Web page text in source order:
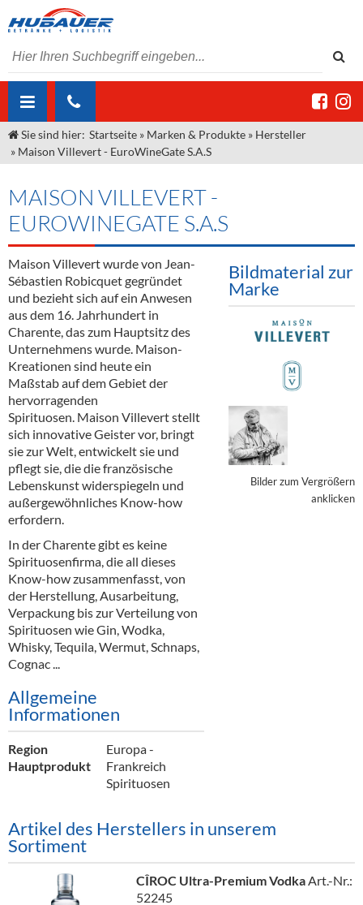
ÜBER UNS
Unser Liefergebiet
Kontakt
Angebote Gastronomie & Großhandel
Gastronomie
Großhandel
"DroughtMaster"
Neuigkeiten
Termine
MARKEN & PRODUKTE
Sirup
Spirituosen
Bier
Alkoholfreie Getränke
Öle & Küchenartikel
Kaffee
Barzubehör
Equipment
Verpackung
Hygieneartikel & Desinfektion
Kommisionskauf & Lieferbedingungen
Fremddienstleistungen
Sie sind hier: Startseite » Marken & Produkte » Hersteller
» Maison Villevert - EuroWineGate S.A.S
MAISON VILLEVERT -
EUROWINEGATE S.A.S
Maison Villevert wurde von Jean-
Sébastien Robicquet gegründet
und bezieht sich auf ein Anwesen
aus dem 16. Jahrhundert in
Charente, das zum Hauptsitz des
Unternehmens wurde. Maison-
Kreationen sind heute ein
Maßstab auf dem Gebiet der
hervorragenden
Spirituosen. Maison Villevert stellt
sich innovative Geister vor, bringt
sie zur Welt, entwickelt sie und
pflegt sie, die die französische
Lebenskunst widerspiegeln und
außergewöhnliches Know-how
erfordern.
In der Charente gibt es keine
Spirituosenfirma, die all dieses
Know-how zusammenfasst, von
der Herstellung, Ausarbeitung,
Verpackung bis zur Verteilung von
Spirituosen wie Gin, Wodka,
Whisky, Tequila, Wermut, Schnaps,
Cognac ...
Allgemeine
Informationen
Region
Europa -
Frankreich
Hauptprodukt
Spirituosen
Bildmaterial zur
Marke
Bilder zum Vergrößern
anklicken
Artikel des Herstellers in unserem
Sortiment
CÎROC Ultra-Premium VodkaArt.-Nr.:
52245